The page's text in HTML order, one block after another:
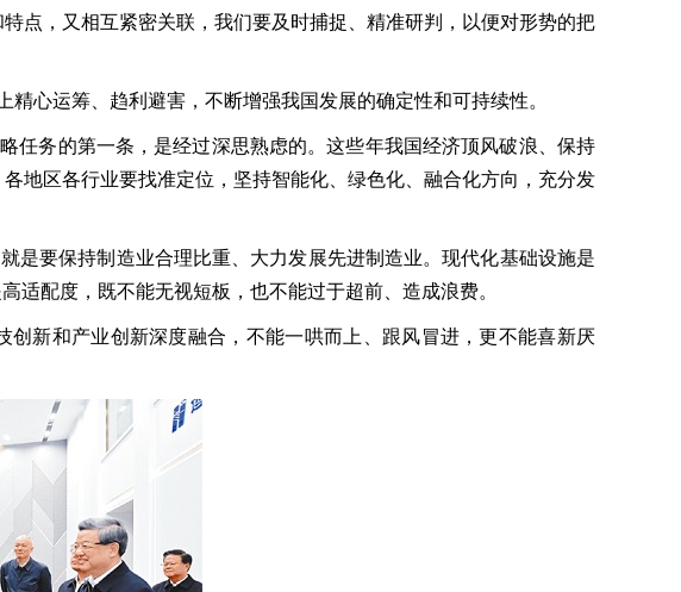
点，又相互紧密关联，我们要及时捕捉、精准研判，以便对形势的把
心运筹、趋利避害，不断增强我国发展的确定性和可持续性。
务的第一条，是经过深思熟虑的。这些年我国经济顶风破浪、保持
地区各行业要找准定位，坚持智能化、绿色化、融合化方向，充分发
要保持制造业合理比重、大力发展先进制造业。现代化基础设施是
适配度，既不能无视短板，也不能过于超前、造成浪费。
新和产业创新深度融合，不能一哄而上、跟风冒进，更不能喜新厌